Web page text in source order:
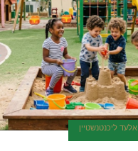
אלעד ליכנטנשטיין